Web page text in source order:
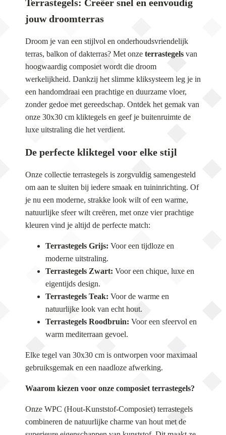
Terrastegels: Creëer snel en eenvoudig
jouw droomterras
Droom je van een stijlvol en onderhoudsvriendelijk
terras, balkon of dakterras? Met onze terrastegels van
hoogwaardig composiet wordt die droom
werkelijkheid. Dankzij het slimme kliksysteem leg je in
een handomdraai een prachtige en duurzame vloer,
zonder gedoe met gereedschap. Ontdek het gemak van
onze 30x30 cm kliktegels en geef je buitenruimte de
luxe uitstraling die het verdient.
De perfecte kliktegel voor elke stijl
Onze collectie terrastegels is zorgvuldig samengesteld
om aan te sluiten bij iedere smaak en tuininrichting. Of
je nu een moderne, strakke look wilt of een warme,
natuurlijke sfeer wilt creëren, met onze vier prachtige
kleuren vind je altijd de perfecte match:
Terrastegels Grijs: Voor een tijdloze en
moderne uitstraling.
Terrastegels Zwart: Voor een chique, luxe en
eigentijds design.
Terrastegels Teak: Voor de warme en
natuurlijke look van echt hout.
Terrastegels Roodbruin: Voor een sfeervol en
warm mediterraan gevoel.
Elke tegel van 30x30 cm is ontworpen voor maximaal
gebruiksgemak en een naadloze afwerking.
Waarom kiezen voor onze composiet terrastegels?
Onze WPC (Hout-Kunststof-Composiet) terrastegels
combineren de natuurlijke charme van hout met de